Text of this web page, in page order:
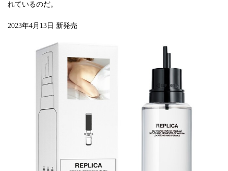
れているのだ。
2023年4月13日 新発売